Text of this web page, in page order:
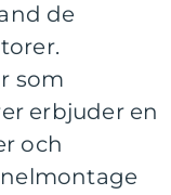
de
som
erbjuder en
och